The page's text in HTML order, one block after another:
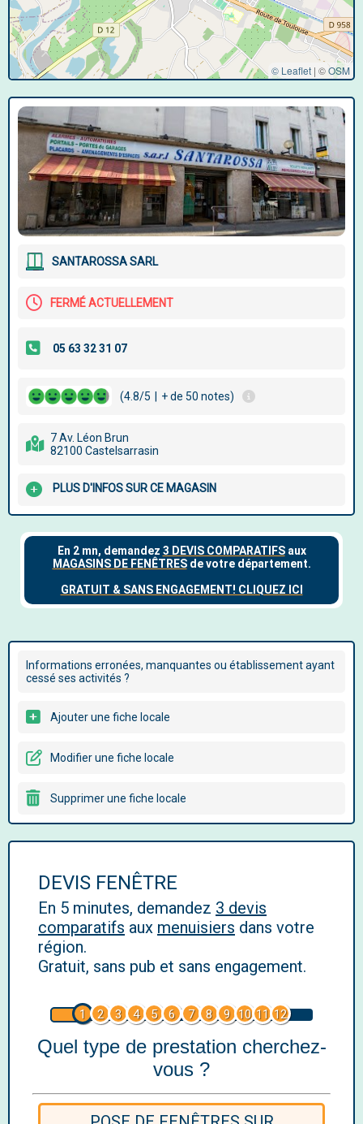
© Leaflet | ©OSM
SANTAROSSA SARL
FERMÉ ACTUELLEMENT
(4.8/5 + de 50 notes)
7 Av. Léon Brun
82100 Castelsarrasin
PLUS D'INFOS SUR CE MAGASIN
Informations erronées, manquantes ou établissement ayant
cessé ses activités ?
Ajouter une fiche locale
Modifier une fiche locale
Supprimer une fiche locale
DEVIS FENÊTRE
En 5 minutes, demandez 3 devis
comparatifs aux menuisiers dans votre
région.
Gratuit, sans pub et sans engagement.
1 2 3 4 5 6 7 8 9 10 11 12
Quel type de prestation cherchez-
vous ?